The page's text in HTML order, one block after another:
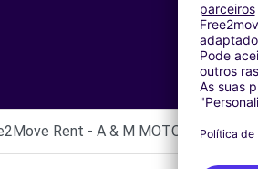
Rent - A & M MOTORS SNC -